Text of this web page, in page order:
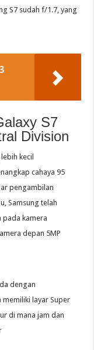
S7 sudah f/1.7, yang
S7
Division
kecil
cahaya 95
pengambilan
Samsung telah
pada kamera
depan 5MP
dengan
memiliki layar Super
di mana jam dan